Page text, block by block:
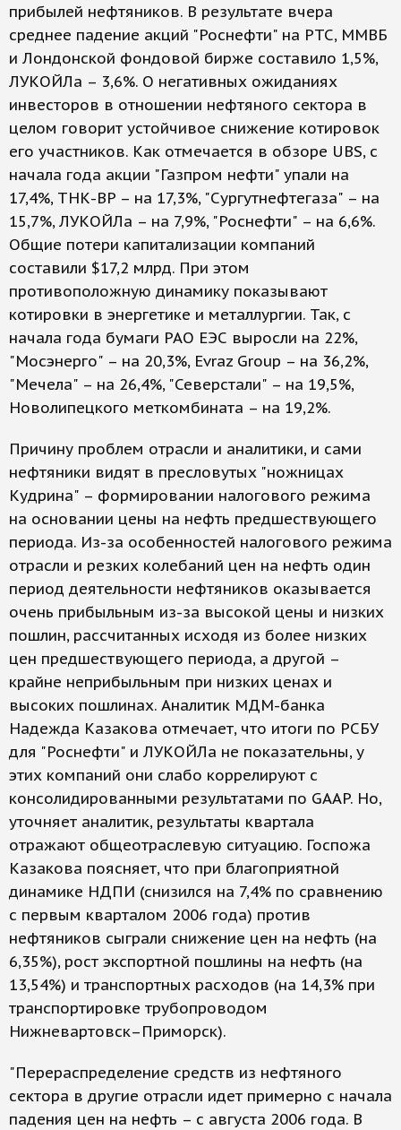
прибылей нефтяников. В результате вчера
среднее падение акций "Роснефти" на РТС, ММВБ
и Лондонской фондовой бирже составило 1,5%,
ЛУКОЙЛа – 3,6%. О негативных ожиданиях
инвесторов в отношении нефтяного сектора в
целом говорит устойчивое снижение котировок
его участников. Как отмечается в обзоре UBS, с
начала года акции "Газпром нефти" упали на
17,4%, ТНК-BP – на 17,3%, "Сургутнефтегаза" – на
15,7%, ЛУКОЙЛа – на 7,9%, "Роснефти" – на 6,6%.
Общие потери капитализации компаний
составили $17,2 млрд. При этом
противоположную динамику показывают
котировки в энергетике и металлургии. Так, с
начала года бумаги РАО ЕЭС выросли на 22%,
"Мосэнерго" – на 20,3%, Evraz Group – на 36,2%,
"Мечела" – на 26,4%, "Северстали" – на 19,5%,
Новолипецкого меткомбината – на 19,2%.
Причину проблем отрасли и аналитики, и сами
нефтяники видят в пресловутых "ножницах
Кудрина" – формировании налогового режима
на основании цены на нефть предшествующего
периода. Из-за особенностей налогового режима
отрасли и резких колебаний цен на нефть один
период деятельности нефтяников оказывается
очень прибыльным из-за высокой цены и низких
пошлин, рассчитанных исходя из более низких
цен предшествующего периода, а другой –
крайне неприбыльным при низких ценах и
высоких пошлинах. Аналитик МДМ-банка
Надежда Казакова отмечает, что итоги по РСБУ
для "Роснефти" и ЛУКОЙЛа не показательны, у
этих компаний они слабо коррелируют с
консолидированными результатами по GAAP. Но,
уточняет аналитик, результаты квартала
отражают общеотраслевую ситуацию. Госпожа
Казакова поясняет, что при благоприятной
динамике НДПИ (снизился на 7,4% по сравнению
с первым кварталом 2006 года) против
нефтяников сыграли снижение цен на нефть (на
6,35%), рост экспортной пошлины на нефть (на
13,54%) и транспортных расходов (на 14,3% при
транспортировке трубопроводом
Нижневартовск–Приморск).
"Перераспределение средств из нефтяного
сектора в другие отрасли идет примерно с начала
падения цен на нефть – с августа 2006 года. В